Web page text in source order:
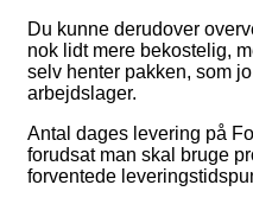
Du kunne derudover
nok lidt mere bekostelig,
selv henter pakken, som
arbejdslager.
Antal dages levering på
forudsat man skal bruge
forventede